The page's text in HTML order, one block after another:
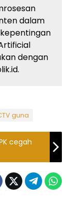
dalam
dengan
guna
cegah